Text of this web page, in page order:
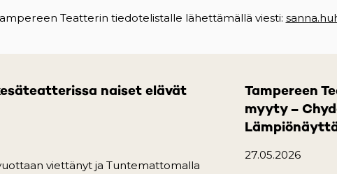
Teatterin tiedotelistalle lähettämällä viesti:
naiset elävät
viettänyt ja Tuntemattomalla
Tampereen
myyty –
27.05.2026